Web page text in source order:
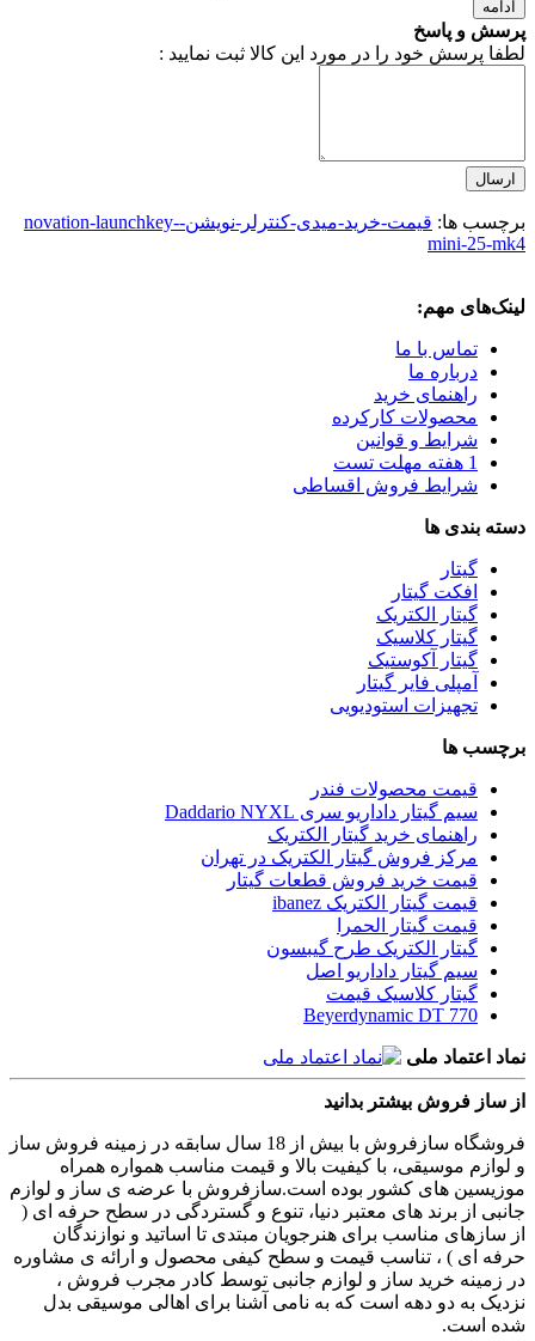
ادامه
پرسش و پاسخ
لطفا پرسش خود را در مورد این کالا ثبت نمایید :
ارسال
برچسب ها:
قیمت-خرید-میدی-کنترلر-نویشن-novation-launchkey-
mini-25-mk4
لینک‌های مهم:
تماس با ما
درباره ما
راهنمای خرید
محصولات کارکرده
شرایط و قوانین
1 هفته مهلت تست
شرایط فروش اقساطی
دسته بندی ها
گیتار
افکت گیتار
گیتار الکتریک
گیتار کلاسیک
گیتار آکوستیک
آمپلی فایر گیتار
تجهیزات استودیویی
برچسب ها
قیمت محصولات فندر
سیم گیتار داداریو سری Daddario NYXL
راهنمای خرید گیتار الکتریک
مرکز فروش گیتار الکتریک در تهران
قیمت خرید فروش قطعات گیتار
قیمت گیتار الکتریک ibanez
قیمت گیتار الحمرا
گیتار الکتریک طرح گیبسون
سیم گیتار داداریو اصل
گیتار کلاسیک قیمت
Beyerdynamic DT 770
نماد اعتماد ملی
از ساز فروش بیشتر بدانید
فروشگاه سازفروش با بیش از 18 سال سابقه در زمینه فروش ساز
و لوازم موسیقی، با کیفیت بالا و قیمت مناسب همواره همراه
موزیسین های کشور بوده است.سازفروش با عرضه ی ساز و لوازم
جانبی از برند های معتبر دنیا، تنوع و گستردگی در سطح حرفه ای (
از سازهای مناسب برای هنرجویان مبتدی تا اساتید و نوازندگان
حرفه ای ) ، تناسب قیمت و سطح کیفی محصول و ارائه ی مشاوره
در زمینه خرید ساز و لوازم جانبی توسط کادر مجرب فروش ،
نزدیک به دو دهه است که به نامی آشنا برای اهالی موسیقی بدل
شده است.